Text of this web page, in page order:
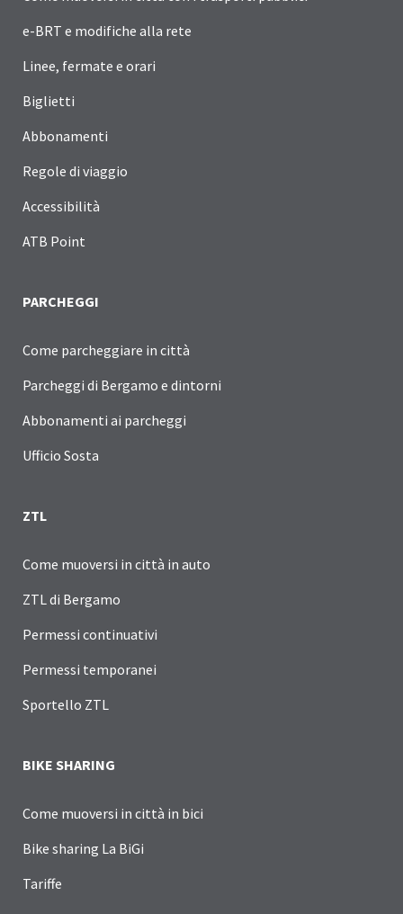
e-BRT e modifiche alla rete
Linee, fermate e orari
Biglietti
Abbonamenti
Regole di viaggio
Accessibilità
ATB Point
PARCHEGGI
Come parcheggiare in città
Parcheggi di Bergamo e dintorni
Abbonamenti ai parcheggi
Ufficio Sosta
ZTL
Come muoversi in città in auto
ZTL di Bergamo
Permessi continuativi
Permessi temporanei
Sportello ZTL
BIKE SHARING
Come muoversi in città in bici
Bike sharing La BiGi
Tariffe